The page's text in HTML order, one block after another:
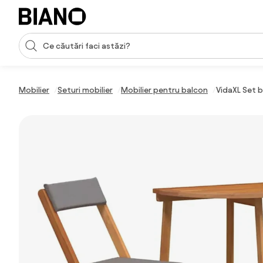
Sari peste navigare, accesează conținutul
Introducerea căutării
Mobilier Seturi mobilier Mobilier pentru balcon VidaXL Set